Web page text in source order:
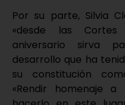
Por su parte, Silvia
«desde las
aniversario sirva
desarrollo que ha
su constitución
«Rendir homenaje